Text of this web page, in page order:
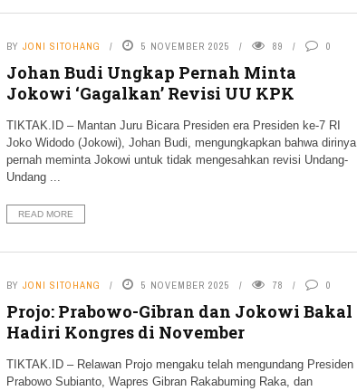
BY JONI SITOHANG 5 NOVEMBER 2025 89 0
Johan Budi Ungkap Pernah Minta
Jokowi ‘Gagalkan’ Revisi UU KPK
TIKTAK.ID – Mantan Juru Bicara Presiden era Presiden ke-7 RI
Joko Widodo (Jokowi), Johan Budi, mengungkapkan bahwa dirinya
pernah meminta Jokowi untuk tidak mengesahkan revisi Undang-
Undang ...
READ MORE
BY JONI SITOHANG 5 NOVEMBER 2025 78 0
Projo: Prabowo-Gibran dan Jokowi Bakal
Hadiri Kongres di November
TIKTAK.ID – Relawan Projo mengaku telah mengundang Presiden
Prabowo Subianto, Wapres Gibran Rakabuming Raka, dan